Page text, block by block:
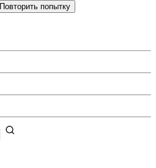
Повторить попытку